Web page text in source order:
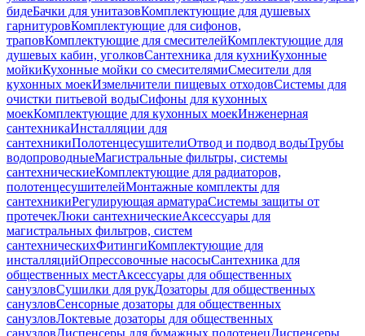
бидеБачки для унитазовКомплектующие для душевых
гарнитуровКомплектующие для сифонов,
траповКомплектующие для смесителейКомплектующие для
душевых кабин, уголковСантехника для кухниКухонные
мойкиКухонные мойки со смесителямиСмесители для
кухонных моекИзмельчители пищевых отходовСистемы для
очистки питьевой водыСифоны для кухонных
моекКомплектующие для кухонных моекИнженерная
сантехникаИнсталляции для
сантехникиПолотенцесушителиОтвод и подвод водыТрубы
водопроводныеМагистральные фильтры, системы
сантехническиеКомплектующие для радиаторов,
полотенцесушителейМонтажные комплекты для
сантехникиРегулирующая арматураСистемы защиты от
протечекЛюки сантехническиеАксессуары для
магистральных фильтров, систем
сантехническихФитингиКомплектующие для
инсталляцийОпрессовочные насосыСантехника для
общественных местАксессуары для общественных
санузловСушилки для рукДозаторы для общественных
санузловСенсорные дозаторы для общественных
санузловЛоктевые дозаторы для общественных
санузловДиспенсеры для бумажных полотенецДиспенсеры